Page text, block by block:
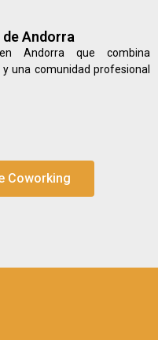
Andorra
Andorra que combina
una comunidad profesional
Coworking